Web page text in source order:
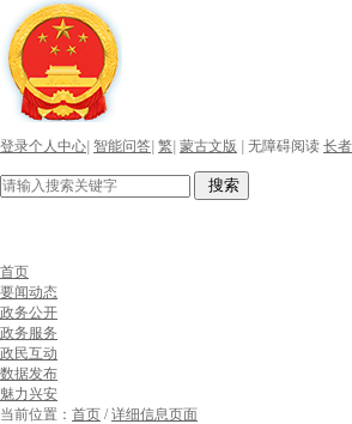
登录个人中心 智能问答 繁 蒙古文版 无障碍阅读 长
搜索
首页
要闻动态
政务公开
政务服务
政民互动
数据发布
魅力兴安
当前位置： 首页 /详细信息页面